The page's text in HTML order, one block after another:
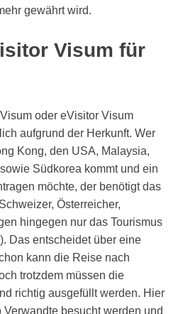
gewährt wird.
Visum für
oder eVisitor Visum
aufgrund der Herkunft. Wer
Kong, den USA, Malaysia,
Südkorea kommt und ein
möchte, der benötigt das
Österreicher,
hingegen nur das Tourismus
Das entscheidet über eine
kann die Reise nach
trotzdem müssen die
richtig ausgefüllt werden. Hier
Verwandte besucht werden und